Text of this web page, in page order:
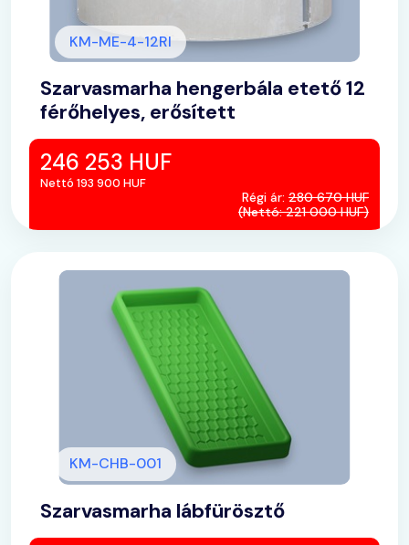
KM-ME-4-12RI
Szarvasmarha hengerbála etető 12
férőhelyes, erősített
246 253 HUF
Nettó 193 900 HUF
Régi ár: 280 670 HUF
(Nettó: 221 000 HUF)
KM-CHB-001
Szarvasmarha lábfürösztő